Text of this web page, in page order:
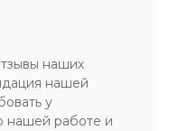
наших
нашей
у
нашей работе и